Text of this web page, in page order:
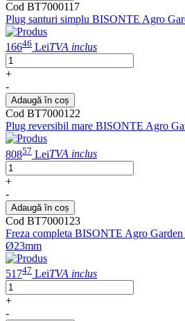
Cod BT7000117
Plug santuri simplu BISONTE Agro
16646 LeiTVA inclus
+
-
Adaugă în coș
Cod BT7000122
Plug reversibil mare BISONTE Agro
80857 LeiTVA inclus
+
-
Adaugă în coș
Cod BT7000123
Freza completa BISONTE Agro
Ø23mm
51747 LeiTVA inclus
+
-